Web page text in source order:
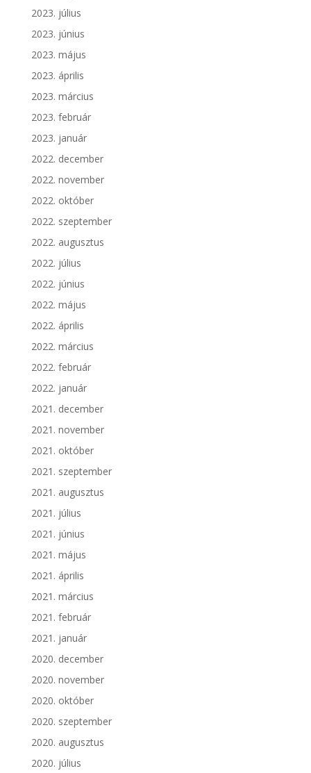
2023. július
2023. június
2023. május
2023. április
2023. március
2023. február
2023. január
2022. december
2022. november
2022. október
2022. szeptember
2022. augusztus
2022. július
2022. június
2022. május
2022. április
2022. március
2022. február
2022. január
2021. december
2021. november
2021. október
2021. szeptember
2021. augusztus
2021. július
2021. június
2021. május
2021. április
2021. március
2021. február
2021. január
2020. december
2020. november
2020. október
2020. szeptember
2020. augusztus
2020. július